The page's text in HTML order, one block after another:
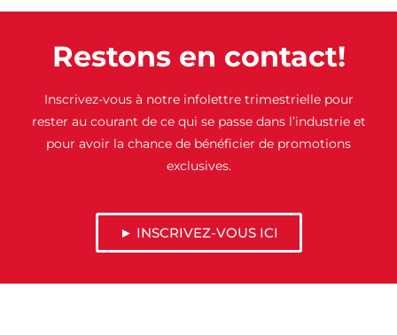
Restons en contact!
Inscrivez-vous à notre infolettre trimestrielle pour
rester au courant de ce qui se passe dans l’industrie et
pour avoir la chance de bénéficier de promotions
exclusives.
► INSCRIVEZ-VOUS ICI